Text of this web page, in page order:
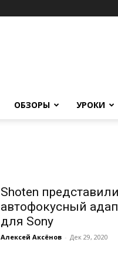
ОБЗОРЫ УРОКИ
Shoten представили
автофокусный
для Sony
Алексей Аксёнов - Дек 29, 2020